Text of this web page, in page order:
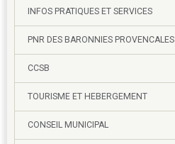
INFOS PRATIQUES ET SERVICES
PNR DES BARONNIES PROVENCALES
CCSB
TOURISME ET HEBERGEMENT
CONSEIL MUNICIPAL